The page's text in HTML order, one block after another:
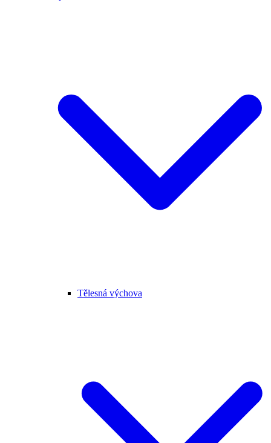
Tělesná výchova